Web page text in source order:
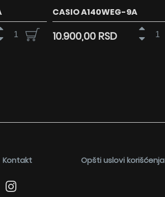
CASIO A140WEG-9A
10.900,00 RSD
Kontakt Opšti uslovi korišćenja